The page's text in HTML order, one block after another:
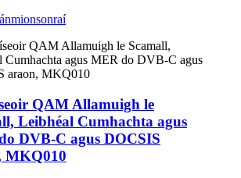
mionsonraí
QAM Allamuigh le
Leibhéal Cumhachta agus
DVB-C agus DOCSIS
MKQ010